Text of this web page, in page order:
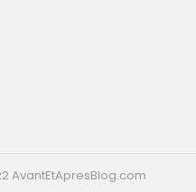
AvantEtApresBlog.com